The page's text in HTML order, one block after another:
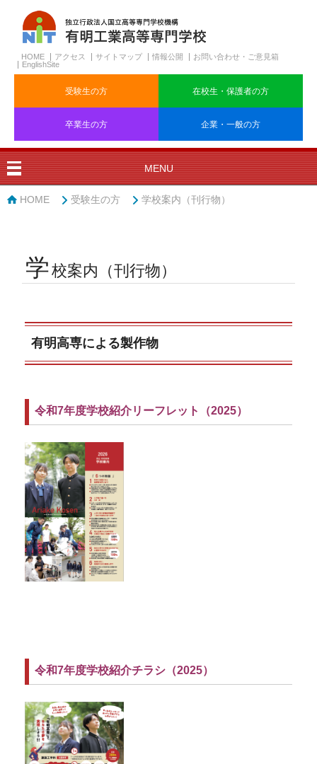
HOME アクセス サイトマップ 情報公開
お問い合わせ・ご意見箱
EnglishSite
受験生の方 在校生・保護者の方
卒業生の方 企業・一般の方
MENU
HOME 受験生の方 学校案内（刊行物）
学校案内（刊行物）
有明高専による製作物
令和7年度学校紹介リーフレット（2025）
令和7年度学校紹介チラシ（2025）